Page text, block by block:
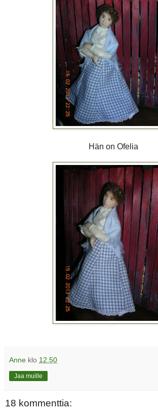
Hän on Ofelia
Anne klo 12.50
Jaa muille
18 kommenttia: